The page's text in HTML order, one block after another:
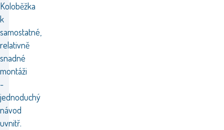
Koloběžka
k
samostatné,
relativně
snadné
montáži
-
jednoduchý
návod
uvnitř.